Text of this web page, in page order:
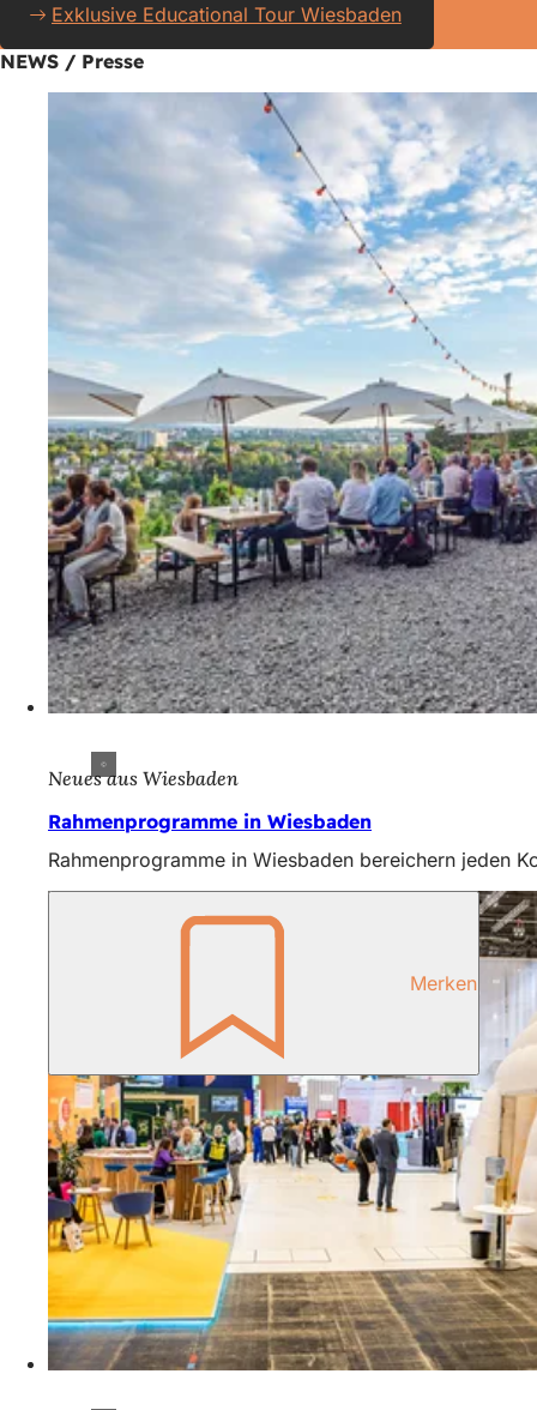
Exklusive Educational Tour Wiesbaden
NEWS / Presse
Neues aus Wiesbaden
Rahmenprogramme in Wiesbaden
Rahmenprogramme in Wiesbaden bereichern jeden
Merken